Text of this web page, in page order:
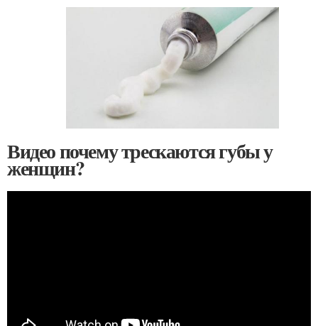
Видео почему трескаются губы у
женщин?